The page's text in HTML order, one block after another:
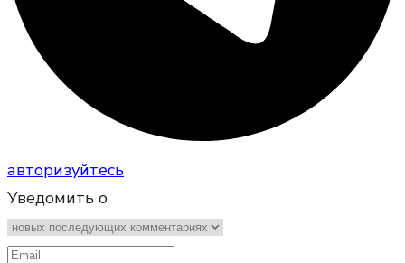
авторизуйтесь
Уведомить о